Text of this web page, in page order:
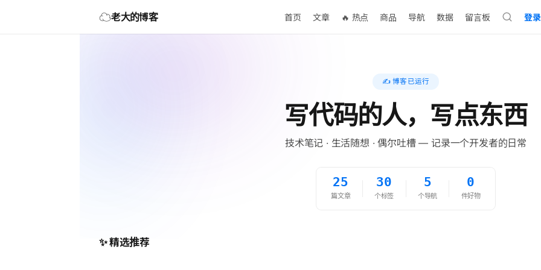
☁️老大的博客 首页 文章 🔥 热点 商品 导航 数据 留言板 登录
✍️ 博客已运行
写代码的人，写点东西
技术笔记 · 生活随想 · 偶尔吐槽 — 记录一个开发者的日常
25
篇文章
30
个标签
5
个导航
0
件好物
✨ 精选推荐